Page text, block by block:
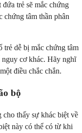
trẻ sẽ mắc chứng
chứng tâm thần phân
trẻ dễ bị mắc chứng tâm
cơ khác. Hãy nghĩ
điều chắc chắn.
bộ
cho thấy sự khác biệt về
này có thể có từ khi